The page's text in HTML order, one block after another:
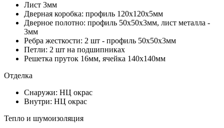
Лист 3мм
Дверная коробка: профиль 120х120х5мм
Дверное полотно: профиль 50х50х3мм, лист металла -
3мм
Ребра жесткости: 2 шт - профиль 50х50х3мм
Петли: 2 шт на подшипниках
Решетка пруток 16мм, ячейка 140х140мм
Отделка
Снаружи: НЦ окрас
Внутри: НЦ окрас
Тепло и шумоизоляция